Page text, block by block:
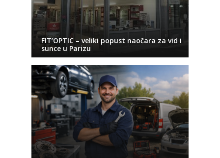
FIT’OPTIC – veliki popust naočara za vid i
sunce u Parizu